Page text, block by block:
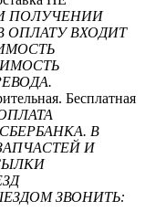
ПОЛУЧЕНИИ
ВХОДИТ
Бесплатная
В
И
ЗВОНИТЬ: